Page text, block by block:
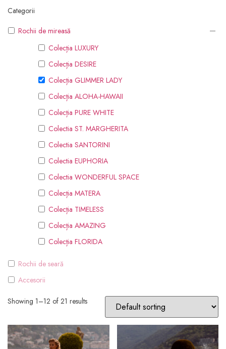
Categorii
Rochii de mireasă
Colecția LUXURY
Colecția DESIRE
Colecția GLIMMER LADY
Colecția ALOHA-HAWAII
Colecția PURE WHITE
Colectia ST. MARGHERITA
Colectia SANTORINI
Colectia EUPHORIA
Colectia WONDERFUL SPACE
Colecția MATERA
Colecția TIMELESS
Colecția AMAZING
Colecția FLORIDA
Rochii de seară
Accesorii
Showing 1–12 of 21 results